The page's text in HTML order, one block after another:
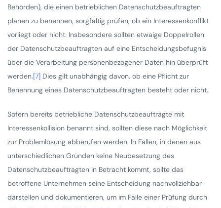
Behörden), die einen betrieblichen Datenschutzbeauftragten
planen zu benennen, sorgfältig prüfen, ob ein Interessenkonflikt
vorliegt oder nicht. Insbesondere sollten etwaige Doppelrollen
der Datenschutzbeauftragten auf eine Entscheidungsbefugnis
über die Verarbeitung personenbezogener Daten hin überprüft
werden.[7] Dies gilt unabhängig davon, ob eine Pflicht zur
Benennung eines Datenschutzbeauftragten besteht oder nicht.
Sofern bereits betriebliche Datenschutzbeauftragte mit
Interessenkollision benannt sind, sollten diese nach Möglichkeit
zur Problemlösung abberufen werden. In Fällen, in denen aus
unterschiedlichen Gründen keine Neubesetzung des
Datenschutzbeauftragten in Betracht kommt, sollte das
betroffene Unternehmen seine Entscheidung nachvollziehbar
darstellen und dokumentieren, um im Falle einer Prüfung durch